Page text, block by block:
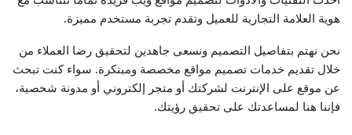
هوية العلامة التجارية للعميل وتقدم تجربة مستخدم مميزة.
نحن نهتم بتفاصيل التصميم ونسعى جاهدين لتحقيق رضا العملاء من
خلال تقديم خدمات تصميم مواقع مخصصة ومبتكرة. سواء كنت تبحث
عن موقع على الإنترنت لشركتك أو متجر إلكتروني أو مدونة شخصية،
فإننا هنا لمساعدتك على تحقيق رؤيتك.